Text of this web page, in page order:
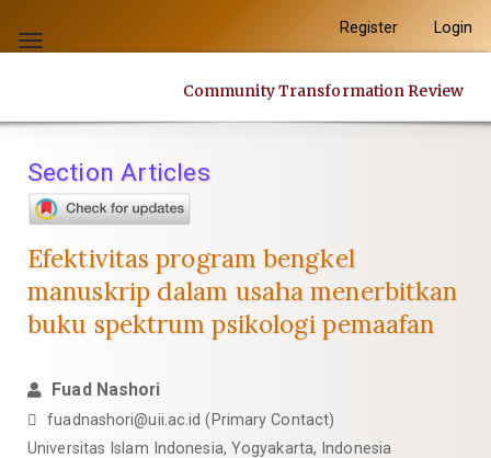
jump
content
Navigation
Main
Sidebar
Toggle
Register Login
Community Transformation Review
Section Articles
Efektivitas program bengkel
manuskrip dalam usaha menerbitkan
buku spektrum psikologi pemaafan
Fuad Nashori
fuadnashori@uii.ac.id (Primary Contact)
Universitas Islam Indonesia, Yogyakarta, Indonesia